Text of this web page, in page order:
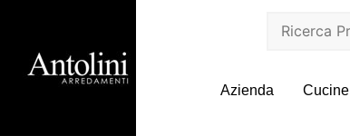
Azienda Cucine